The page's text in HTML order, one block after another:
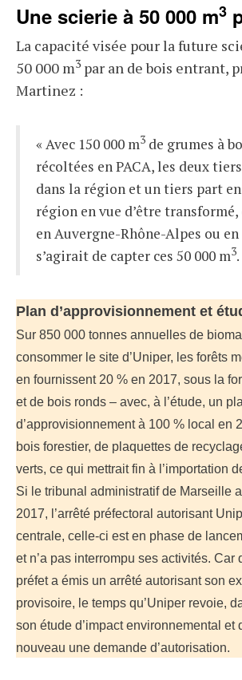
Une scierie à 50 000 m3
La capacité visée pour la future
50 000 m3par an de bois entrant,
Martinez :
« Avec 150 000 m3 de grumes à
récoltées en PACA, les deux
dans la région et un tiers part
région en vue d’être
en Auvergne-Rhône-Alpes ou
s’agirait de capter ces 50 000 m3
Plan d’approvisionnement et
Sur 850 000 tonnes annuelles de
consommer le site d’Uniper, les forêts
en fournissent 20 % en 2017, sous la
et de bois ronds – avec, à l’étude, un
d’approvisionnement à 100 % local en
bois forestier, de plaquettes de
verts, ce qui mettrait fin à l’importation
Si le tribunal administratif de Marseille
2017, l’arrêté préfectoral autorisant
centrale, celle-ci est en phase de
et n’a pas interrompu ses activités. Car
préfet a émis un arrêté autorisant son
provisoire, le temps qu’Uniper revoie,
son étude d’impact environnemental et
nouveau une demande d’autorisation.